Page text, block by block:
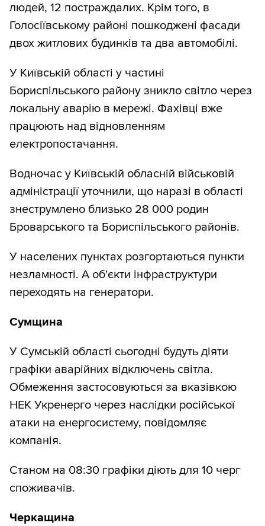
людей, 12 постраждалих. Крім того, в
Голосіївському районі пошкоджені фасади
двох житлових будинків та два автомобілі.
У Київській області у частині
Бориспільського району зникло світло через
локальну аварію в мережі. Фахівці вже
працюють над відновленням
електропостачання.
Водночас у Київській обласній військовій
адміністрації уточнили, що наразі в області
знеструмлено близько 28 000 родин
Броварського та Бориспільського районів.
У населених пунктах розгортаються пункти
незламності. А об'єкти інфраструктури
переходять на генератори.
Сумщина
У Сумській області сьогодні будуть діяти
графіки аварійних відключень світла.
Обмеження застосовуються за вказівкою
НЕК Укренерго через наслідки російської
атаки на енергосистему, повідомляє
компанія.
Станом на 08:30 графіки діють для 10 черг
споживачів.
Черкащина